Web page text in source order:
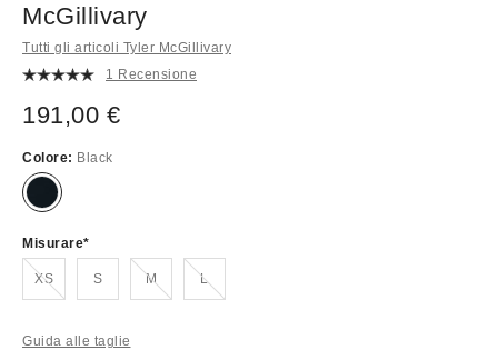
McGillivary
Tutti gli articoli Tyler McGillivary
1 Recensione
191,00 €
Colore: Black
Misurare
XSEsaurito!
S MEsaurito!
LEsaurito!
Guida alle taglie